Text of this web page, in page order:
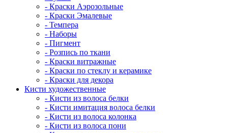
- Краски Аэрозольные
- Краски Эмалевые
- Темпера
- Наборы
- Пигмент
- Розпись по ткани
- Краски витражные
- Краски по стеклу и керамике
- Краски для декора
Кисти художественные
- Кисти из волоса белки
- Кисти имитация волоса белки
- Кисти из волоса колонка
- Кисти из волоса пони